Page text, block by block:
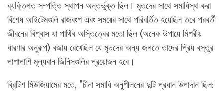
ব্যক্তিগত সম্পত্তি স্থাপন অন্তর্ভুক্ত ছিল। মৃতদের সাথে সমাধিস্থ করা
বিশেষ আইটেমগুলি রাজবংশ এবং সময়ের সাথে পরিবর্তিত হয়েছিল তবে পরবর্তী
জীবনের বিশ্বাস যা পার্থিব অস্তিত্বের মতো ছিল (অনেক উপায়ে মিশরীয়
ধারণার অনুরূপ) বজায় রেখেছিল যে মৃতদের অন্য জগতে তাদের প্রিয় বস্তুর
পাশাপাশি মূল্যবান জিনিসগুলির প্রয়োজন হবে।
ব্রিটিশ মিউজিয়ামের মতে, "চীনা সমাধি অনুশীলনের দুটি প্রধান উপাদান ছিল: